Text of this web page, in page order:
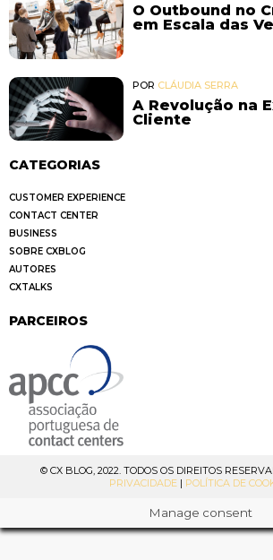
O Outbound no
em Escala das
POR CLÁUDIA SERRA
A Revolução na
Cliente
CATEGORIAS
CUSTOMER EXPERIENCE
CONTACT CENTER
BUSINESS
SOBRE CXBLOG
AUTORES
CXTALKS
PARCEIROS
© CX BLOG, 2022. TODOS OS DIREITOS
PRIVACIDADE | POLÍTICA DE
Manage consent